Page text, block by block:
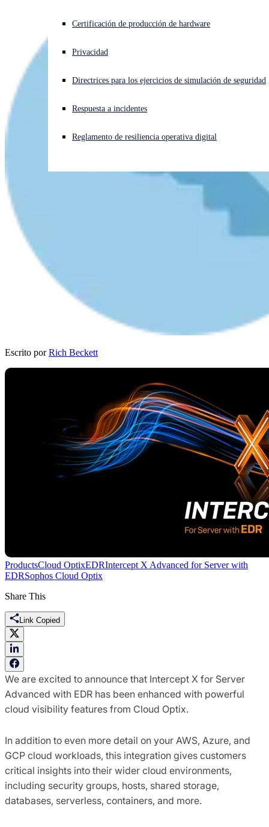
¿Está sufriendo un ciberataque? Obtenga ayuda ahora mismo
Open search
Español Open language switcher
Certificación de producción de hardware
Privacidad
Directrices para los ejercicios de simulación de seguridad
Respuesta a incidentes
Reglamento de resiliencia operativa digital
Escrito por Rich Beckett
ProductsCloud OptixEDRIntercept X Advanced for Server with
EDRSophos Cloud Optix
Share This
Link Copied
We are excited to announce that Intercept X for Server
Advanced with EDR has been enhanced with powerful
cloud visibility features from Cloud Optix.
In addition to even more detail on your AWS, Azure, and
GCP cloud workloads, this integration gives customers
critical insights into their wider cloud environments,
including security groups, hosts, shared storage,
databases, serverless, containers, and more.